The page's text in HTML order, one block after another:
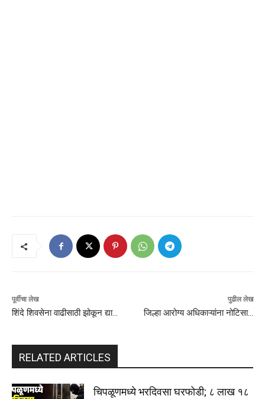
पूर्वीचा लेख
शिंदे शिवसेना वाढीसाठी झोकून द्या…
पुढील लेख
जिल्हा आरोग्य अधिकाऱ्यांना नोटिसा…
RELATED ARTICLES
चिपळूणमध्ये भरदिवसा घरफोडी; ८ लाख १८